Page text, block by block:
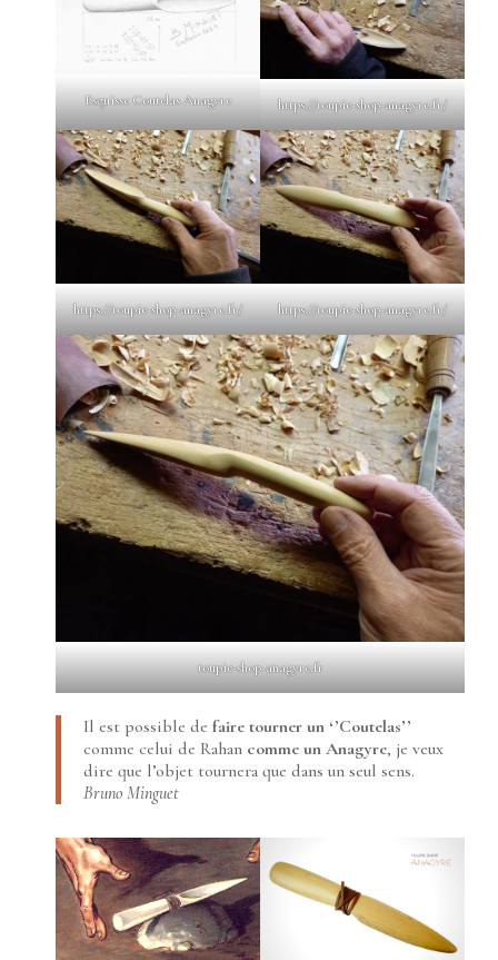
Esquisse Coutelas Anagyre https://toupie-shop-anagyre.fr/
https://toupie-shop-anagyre.fr/ https://toupie-shop-anagyre.fr/
toupie-shop-anagyre.fr
Il est possible de faire tourner un ‘’Coutelas’’
comme celui de Rahan comme un Anagyre, je veux
dire que l’objet tournera que dans un seul sens.
Bruno Minguet